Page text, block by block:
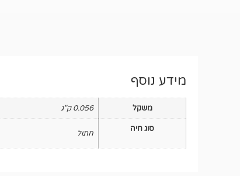
מידע נוסף
משקל 0.056 ק"ג
סוג חיה חתול